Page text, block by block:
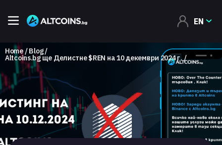
EN
Home Blog
Altcoins.bg ще Делистне $REN на 10 декември 2024 г.